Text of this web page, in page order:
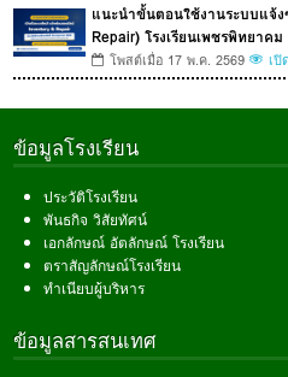
แนะนำขั้นตอนใช้งานระบบแจ้
Repair) โรงเรียนเพชรพิทยาคม
โพสต์เมื่อ 17 พ.ค. 2569 เปิ
ข้อมูลโรงเรียน
ประวัติโรงเรียน
พันธกิจ วิสัยทัศน์
เอกลักษณ์ อัตลักษณ์ โรงเรียน
ตราสัญลักษณ์โรงเรียน
ทำเนียบผู้บริหาร
ข้อมูลสารสนเทศ